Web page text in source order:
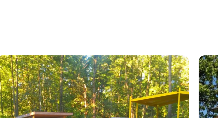
im Munkebo